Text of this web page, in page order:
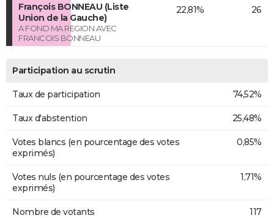
François BONNEAU (Liste
Union de la Gauche)
A FOND MA REGION AVEC
FRANCOIS BONNEAU
22,81% 26
Participation au scrutin
Taux de participation 74,52%
Taux d'abstention 25,48%
Votes blancs (en pourcentage des votes
exprimés)
0,85%
Votes nuls (en pourcentage des votes
exprimés)
1,71%
Nombre de votants 117